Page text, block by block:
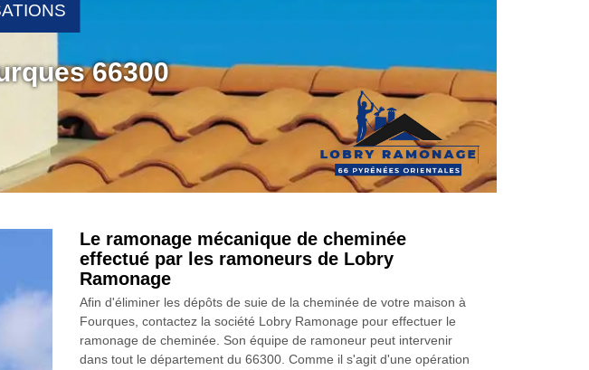
66300
Le ramonage mécanique de cheminée
effectué par les ramoneurs de Lobry
Ramonage
Afin d'éliminer les dépôts de suie de la cheminée de votre maison à
Fourques, contactez la société Lobry Ramonage pour effectuer le
ramonage de cheminée. Son équipe de ramoneur peut intervenir
dans tout le département du 66300. Comme il s'agit d'une opération